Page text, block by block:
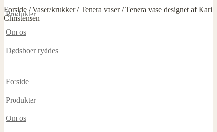
Produkter
Om os
Dødsboer ryddes
Forside
Produkter
Om os
Forside /Vaser/krukker/Tenera vaser/Tenera vase designet af Kari
Christensen